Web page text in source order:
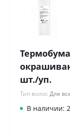
шт./уп.
Тип волос Для
В наличии: 2